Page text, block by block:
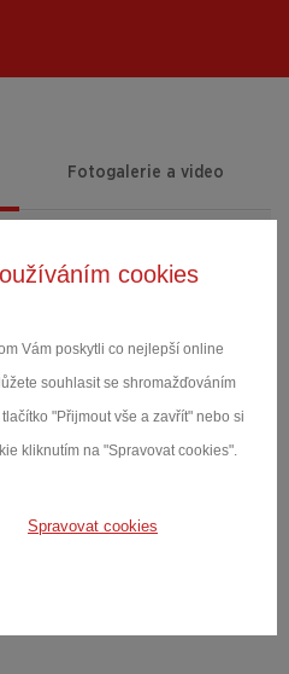
cookies
Vám poskytli co nejlepší online
souhlasit se shromažďováním
"Přijmout vše a zavřít" nebo si
kliknutím na "Spravovat cookies".
Spravovat cookies
Fotogalerie a video
standardizovaných řešení
+420 274 001 391